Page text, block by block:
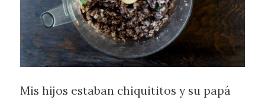
Mis hijos estaban chiquititos y su papá